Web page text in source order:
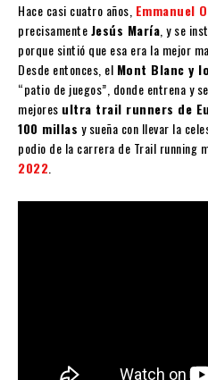
Hace casi cuatro años, Emmanuel
precisamenteJesús María , y se
porque sintió que esa era la mejor
Desde entonces, el Mont Blanc y
“patio de juegos”, donde entrena y
mejores ultra trail runners de
100 millas y sueña con llevar la
podio de la carrera de Trail running
2022